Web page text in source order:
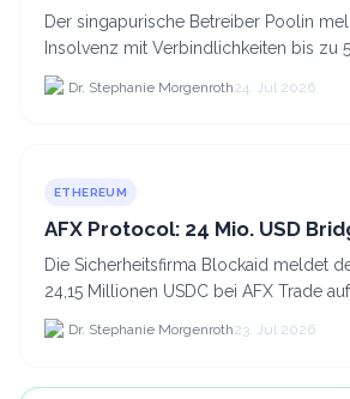
Der singapurische Betreiber Poolin
Insolvenz mit Verbindlichkeiten bis zu
plant den Verkauf zweier Texas-
Dr. Stephanie Morgenroth24. Jul 2026
ETHEREUM
AFX Protocol: 24 Mio. USD
Die Sicherheitsfirma Blockaid meldet
24,15 Millionen USDC bei AFX Trade
Dr. Stephanie Morgenroth23. Jul 2026